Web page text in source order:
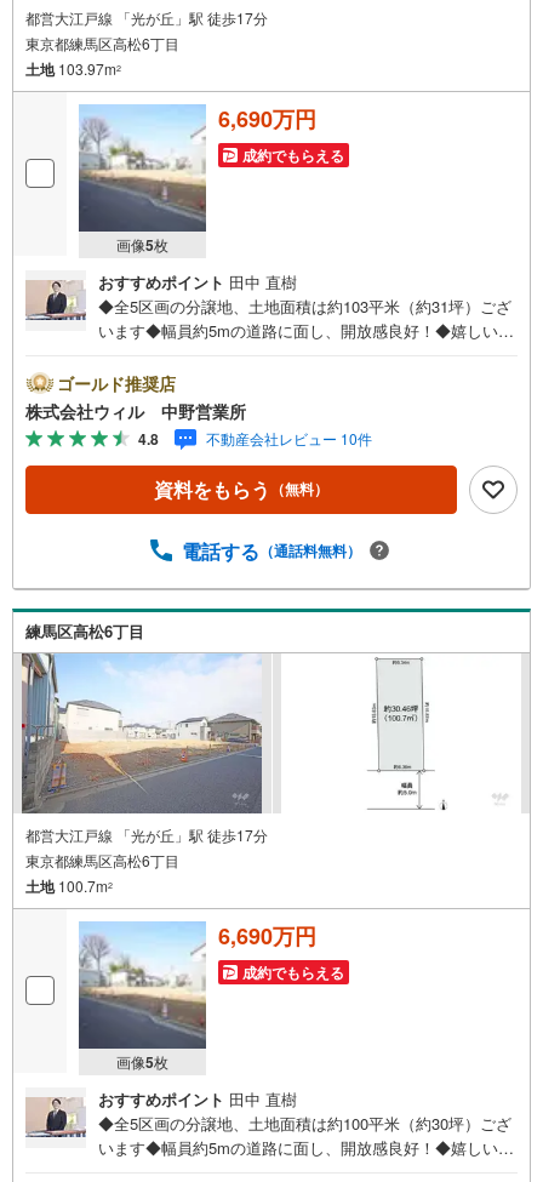
都営大江戸線 「光が丘」駅 徒歩17分
東京都練馬区高松6丁目
土地103.97m2
画像5枚
6,690万円
成約でもらえる
おすすめポイント 田中 直樹
◆全5区画の分譲地、土地面積は約103平米（約31坪）ござ
います◆幅員約5mの道路に面し、開放感良好！◆嬉しい南
家族のライフスタイルにあったお住まいをご建築くださ
い！◆住環境に配慮された第一種低層住居専用地域の閑静
な住宅街！◆敷地を有効的に使え、住宅の設計プランが立
てやすい整形地！◆「北原小学校」まで徒歩約7分、お子様
も無理なく通学できます◆「オーケー土支田店」まで徒歩
約7分！日々のお買い物に便利！◆ちょっとしたお買い物
【営業時間 10:00～19:00】上記時間はお電話が繋がりやす
学される場合は「室内・現地を見学する（無料）」ボタン
よりご希望の日時をご記入いただけますとスムーズにご案
内が可能です。【ウィル不動産販売はここが強み】（1）住
宅ローンに精通したローン専門部署があります！（2）施工
実績多数のリフォーム部門も社内にあります！（3）定休日
なし！
ゴールド推奨店
株式会社ウィル 中野営業所
4.8 不動産会社レビュー 10件
資料をもらう （無料）
電話する （通話料無料）
練馬区高松6丁目
都営大江戸線 「光が丘」駅 徒歩17分
東京都練馬区高松6丁目
土地100.7m2
画像5枚
6,690万円
成約でもらえる
おすすめポイント 田中 直樹
◆全5区画の分譲地、土地面積は約100平米（約30坪）ござ
います◆幅員約5mの道路に面し、開放感良好！◆嬉しい南